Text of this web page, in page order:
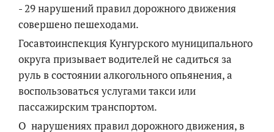
- 29 нарушений правил дорожного движения
совершено пешеходами.
Госавтоинспекция Кунгурского муниципального
округа призывает водителей не садиться за
руль в состоянии алкогольного опьянения, а
воспользоваться услугами такси или
пассажирским транспортом.
О нарушениях правил дорожного движения, в